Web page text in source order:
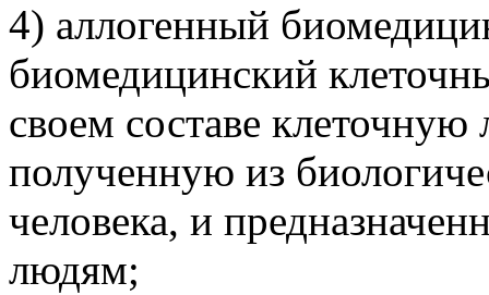
4) аллогенный
биомедицинский
своем составе
полученную из
человека, и
людям;